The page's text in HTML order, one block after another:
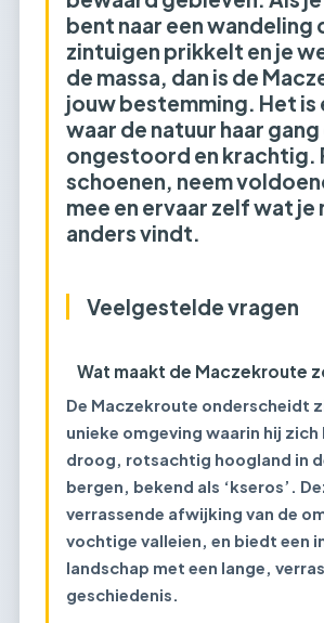
bent naar een wandeling
zintuigen prikkelt en je
de massa, dan is de
jouw bestemming. Het is
waar de natuur haar
ongestoord en krachtig.
schoenen, neem
mee en ervaar zelf wat je
anders vindt.
Veelgestelde vragen
Wat maakt de Maczekroute
De Maczekroute onderscheidt
unieke omgeving waarin hij
droog, rotsachtig hoogland in
bergen, bekend als ‘kseros’.
verrassende afwijking van de
vochtige valleien, en biedt een
landschap met een lange,
geschiedenis.